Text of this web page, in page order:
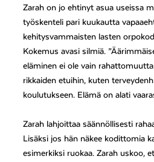
Zarah on jo ehtinyt asua useissa
työskenteli pari kuukautta
kehitysvammaisten lasten
Kokemus avasi silmiä.
eläminen ei ole vain
rikkaiden etuihin, kuten
koulutukseen. Elämä on alati
Zarah lahjoittaa säännöllisesti
Lisäksi jos hän näkee kodittomia
esimerkiksi ruokaa. Zarah uskoo,